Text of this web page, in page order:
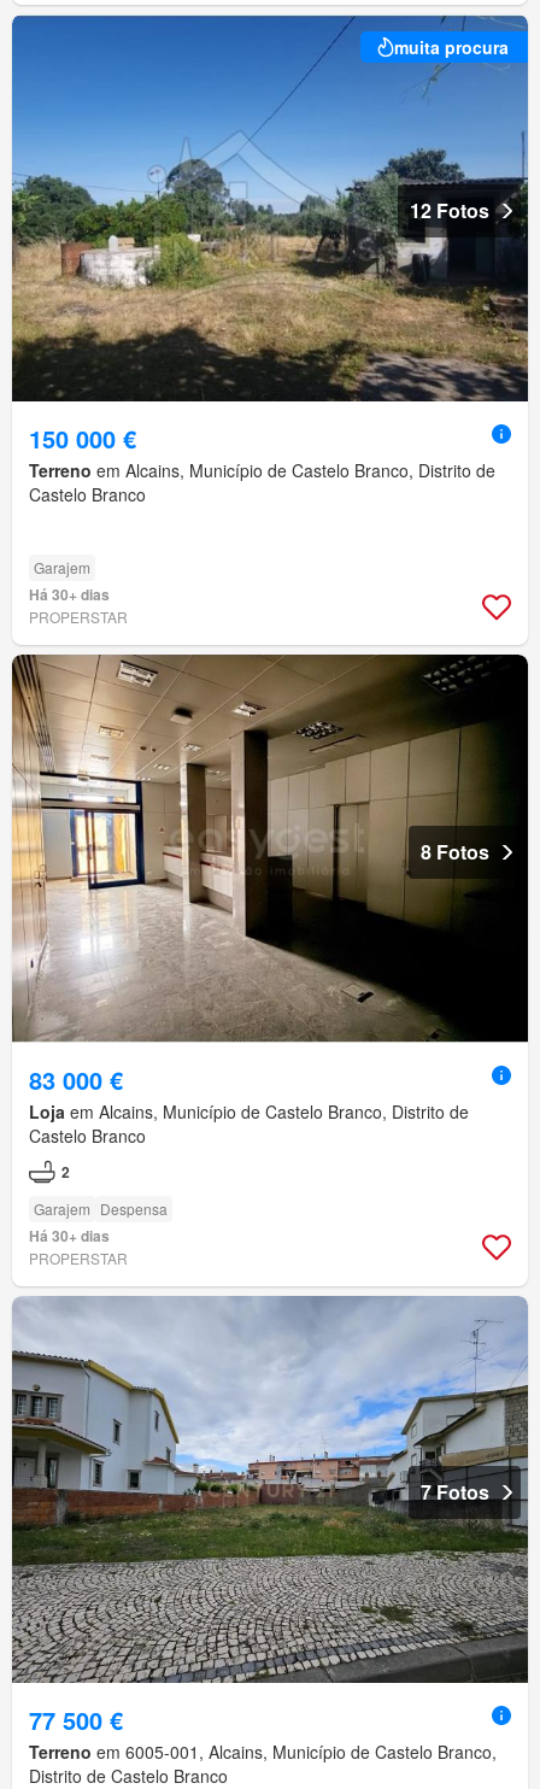
muita procura
12 Fotos
150 000 €
Terreno em Alcains, Município de Castelo Branco, Distrito de
Castelo Branco
Garajem
Há 30+ dias
PROPERSTAR
8 Fotos
83 000 €
Loja em Alcains, Município de Castelo Branco, Distrito de
Castelo Branco
2
Garajem Despensa
Há 30+ dias
PROPERSTAR
7 Fotos
77 500 €
Terreno em 6005-001, Alcains, Município de Castelo Branco,
Distrito de Castelo Branco